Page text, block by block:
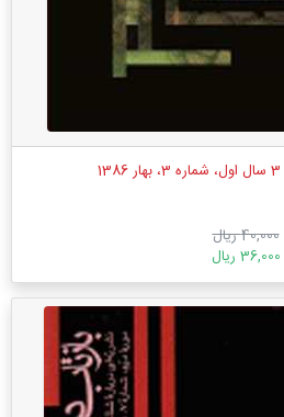
40,000 ریال
36,000 ریال